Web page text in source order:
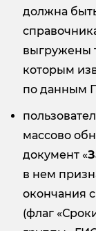
должна
выгружены
которым
по данным
массово
документ «
в нем
окончания
(флаг